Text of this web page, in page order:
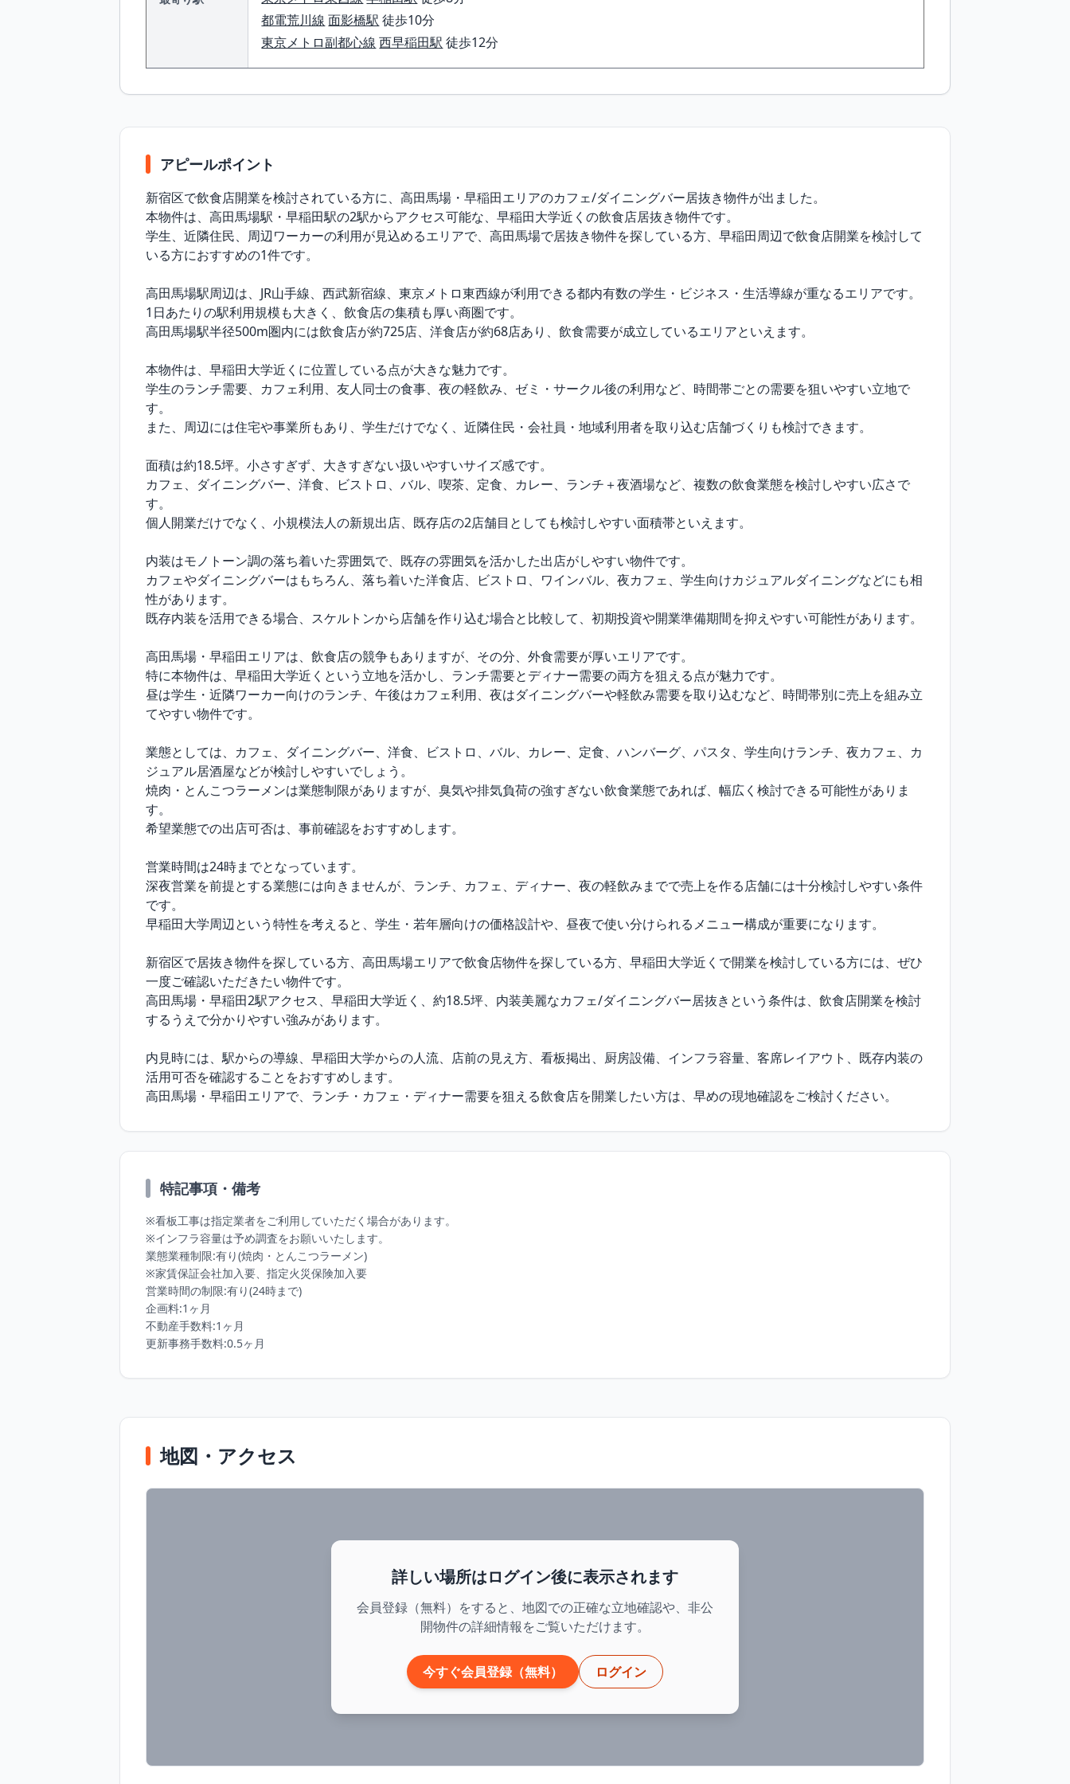
都電荒川線 面影橋駅 徒歩10分
東京メトロ副都心線 西早稲田駅 徒歩12分
アピールポイント
新宿区で飲食店開業を検討されている方に、高田馬場・早稲田エリアのカフェ/ダイニングバー居抜き物件が出ました。
本物件は、高田馬場駅・早稲田駅の2駅からアクセス可能な、早稲田大学近くの飲食店居抜き物件です。
学生、近隣住民、周辺ワーカーの利用が見込めるエリアで、高田馬場で居抜き物件を探している方、早稲田周辺で飲食店開業を検討して
いる方におすすめの1件です。
高田馬場駅周辺は、JR山手線、西武新宿線、東京メトロ東西線が利用できる都内有数の学生・ビジネス・生活導線が重なるエリアです。
1日あたりの駅利用規模も大きく、飲食店の集積も厚い商圏です。
高田馬場駅半径500m圏内には飲食店が約725店、洋食店が約68店あり、飲食需要が成立しているエリアといえます。
本物件は、早稲田大学近くに位置している点が大きな魅力です。
学生のランチ需要、カフェ利用、友人同士の食事、夜の軽飲み、ゼミ・サークル後の利用など、時間帯ごとの需要を狙いやすい立地で
す。
また、周辺には住宅や事業所もあり、学生だけでなく、近隣住民・会社員・地域利用者を取り込む店舗づくりも検討できます。
面積は約18.5坪。小さすぎず、大きすぎない扱いやすいサイズ感です。
カフェ、ダイニングバー、洋食、ビストロ、バル、喫茶、定食、カレー、ランチ＋夜酒場など、複数の飲食業態を検討しやすい広さで
す。
個人開業だけでなく、小規模法人の新規出店、既存店の2店舗目としても検討しやすい面積帯といえます。
内装はモノトーン調の落ち着いた雰囲気で、既存の雰囲気を活かした出店がしやすい物件です。
カフェやダイニングバーはもちろん、落ち着いた洋食店、ビストロ、ワインバル、夜カフェ、学生向けカジュアルダイニングなどにも相
性があります。
既存内装を活用できる場合、スケルトンから店舗を作り込む場合と比較して、初期投資や開業準備期間を抑えやすい可能性があります。
高田馬場・早稲田エリアは、飲食店の競争もありますが、その分、外食需要が厚いエリアです。
特に本物件は、早稲田大学近くという立地を活かし、ランチ需要とディナー需要の両方を狙える点が魅力です。
昼は学生・近隣ワーカー向けのランチ、午後はカフェ利用、夜はダイニングバーや軽飲み需要を取り込むなど、時間帯別に売上を組み立
てやすい物件です。
業態としては、カフェ、ダイニングバー、洋食、ビストロ、バル、カレー、定食、ハンバーグ、パスタ、学生向けランチ、夜カフェ、カ
ジュアル居酒屋などが検討しやすいでしょう。
焼肉・とんこつラーメンは業態制限がありますが、臭気や排気負荷の強すぎない飲食業態であれば、幅広く検討できる可能性がありま
す。
希望業態での出店可否は、事前確認をおすすめします。
営業時間は24時までとなっています。
深夜営業を前提とする業態には向きませんが、ランチ、カフェ、ディナー、夜の軽飲みまでで売上を作る店舗には十分検討しやすい条件
です。
早稲田大学周辺という特性を考えると、学生・若年層向けの価格設計や、昼夜で使い分けられるメニュー構成が重要になります。
新宿区で居抜き物件を探している方、高田馬場エリアで飲食店物件を探している方、早稲田大学近くで開業を検討している方には、ぜひ
一度ご確認いただきたい物件です。
高田馬場・早稲田2駅アクセス、早稲田大学近く、約18.5坪、内装美麗なカフェ/ダイニングバー居抜きという条件は、飲食店開業を検討
するうえで分かりやすい強みがあります。
内見時には、駅からの導線、早稲田大学からの人流、店前の見え方、看板掲出、厨房設備、インフラ容量、客席レイアウト、既存内装の
活用可否を確認することをおすすめします。
高田馬場・早稲田エリアで、ランチ・カフェ・ディナー需要を狙える飲食店を開業したい方は、早めの現地確認をご検討ください。
特記事項・備考
※看板工事は指定業者をご利用していただく場合があります。
※インフラ容量は予め調査をお願いいたします。
業態業種制限:有り(焼肉・とんこつラーメン)
※家賃保証会社加入要、指定火災保険加入要
営業時間の制限:有り(24時まで)
企画料:1ヶ月
不動産手数料:1ヶ月
更新事務手数料:0.5ヶ月
地図・アクセス
詳しい場所はログイン後に表示されます
会員登録（無料）をすると、地図での正確な立地確認や、非公
開物件の詳細情報をご覧いただけます。
今すぐ会員登録（無料） ログイン